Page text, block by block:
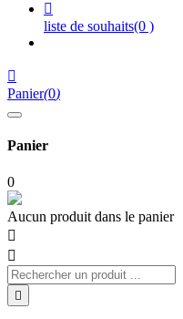

liste de souhaits(0 )

Panier(0)
Panier
0
Aucun produit dans le panier


